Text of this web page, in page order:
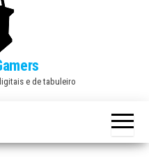
a
v
e de tabuleiro